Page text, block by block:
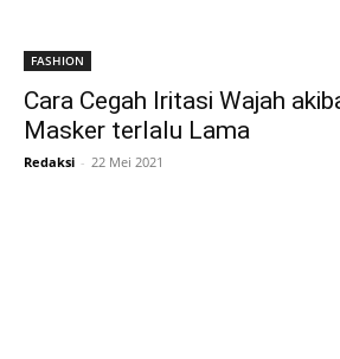
FASHION
Cara Cegah Iritasi Wajah
Masker terlalu Lama
Redaksi - 22 Mei 2021